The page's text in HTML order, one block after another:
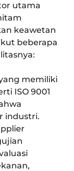
utama
keawetan
beberapa
memiliki
ISO 9001
industri.